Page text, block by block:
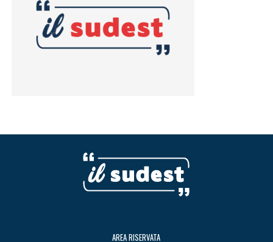
AREA RISERVATA